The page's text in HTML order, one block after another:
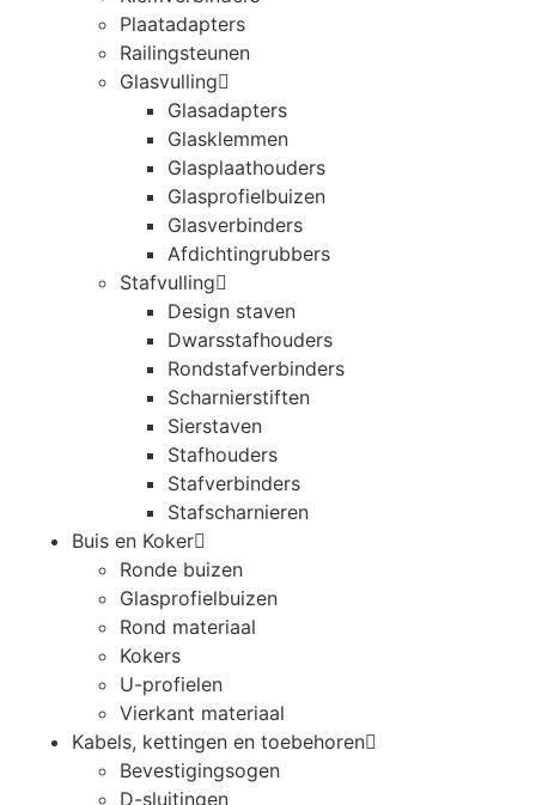
Plaatadapters
Railingsteunen
Glasvulling
Glasadapters
Glasklemmen
Glasplaathouders
Glasprofielbuizen
Glasverbinders
Afdichtingrubbers
Stafvulling
Design staven
Dwarsstafhouders
Rondstafverbinders
Scharnierstiften
Sierstaven
Stafhouders
Stafverbinders
Stafscharnieren
Buis en Koker
Ronde buizen
Glasprofielbuizen
Rond materiaal
Kokers
U-profielen
Vierkant materiaal
Kabels, kettingen en toebehoren
Bevestigingsogen
D-sluitingen